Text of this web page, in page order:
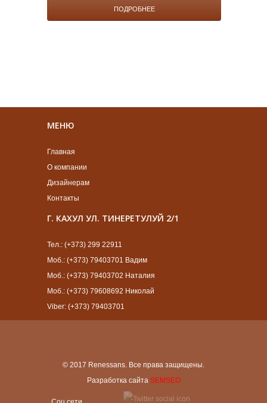
ПОДРОБНЕЕ
МЕНЮ
Главная
О компании
Дизайнерам
Контакты
Г. КАХУЛ УЛ. ТИНЕРЕТУЛУЙ 2/1
Тел.: (+373) 299 22911
Моб.: (+373) 79403701 Вадим
Моб.: (+373) 79403702 Наталия
Моб.: (+373) 79608692 Николай
Viber: (+373) 79403701
© 2017 Renessans. Все права защищены.
Разработка сайта SEMSEO